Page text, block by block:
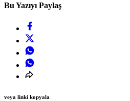
Bu Yazıyı Paylaş
veya linki kopyala